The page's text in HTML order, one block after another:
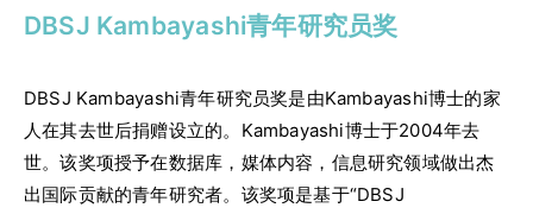
DBSJ Kambayashi青年研究员奖
DBSJ Kambayashi青年研究员奖是由Kambayashi博士的家
人在其去世后捐赠设立的。Kambayashi博士于2004年去
世。该奖项授予在数据库，媒体内容，信息研究领域做出杰
出国际贡献的青年研究者。该奖项是基于“DBSJ